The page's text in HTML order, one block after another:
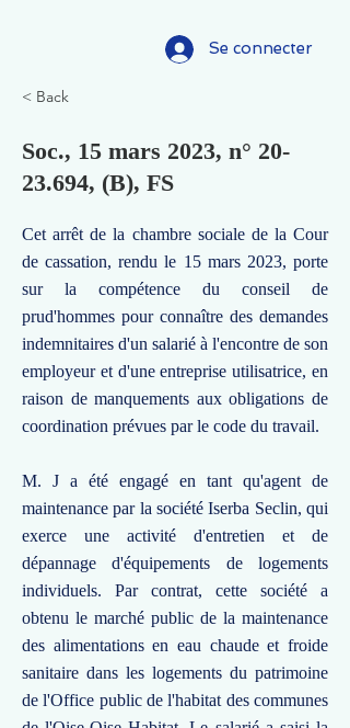
Se connecter
< Back
Soc., 15 mars 2023, n° 20-
23.694, (B), FS
Cet arrêt de la chambre sociale de la Cour
de cassation, rendu le 15 mars 2023, porte
sur la compétence du conseil de
prud'hommes pour connaître des demandes
indemnitaires d'un salarié à l'encontre de son
employeur et d'une entreprise utilisatrice, en
raison de manquements aux obligations de
coordination prévues par le code du travail.
M. J a été engagé en tant qu'agent de
maintenance par la société Iserba Seclin, qui
exerce une activité d'entretien et de
dépannage d'équipements de logements
individuels. Par contrat, cette société a
obtenu le marché public de la maintenance
des alimentations en eau chaude et froide
sanitaire dans les logements du patrimoine
de l'Office public de l'habitat des communes